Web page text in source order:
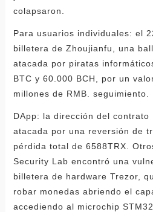
colapsaron.
Para usuarios individuales: el
billetera de Zhoujianfu, una
atacada por piratas
BTC y 60.000 BCH, por un
millones de RMB. seguimiento.
DApp: la dirección del contrato
atacada por una reversión de
pérdida total de 6588TRX.
Security Lab encontró una
billetera de hardware Trezor,
robar monedas abriendo el
accediendo al microchip